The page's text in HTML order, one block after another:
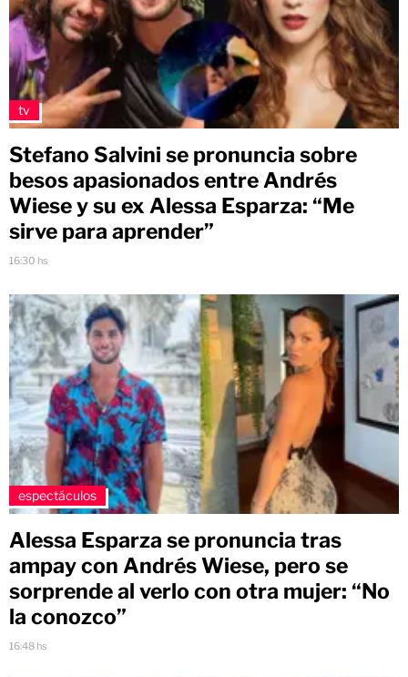
tv
Stefano Salvini se pronuncia sobre
besos apasionados entre Andrés
Wiese y su ex Alessa Esparza: “Me
sirve para aprender”
16:30 hs
espectáculos
Alessa Esparza se pronuncia tras
ampay con Andrés Wiese, pero se
sorprende al verlo con otra mujer: “No
la conozco”
16:48 hs